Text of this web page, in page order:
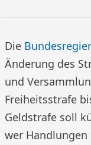
Die
Änderung des
und
Freiheitsstrafe
Geldstrafe soll
wer